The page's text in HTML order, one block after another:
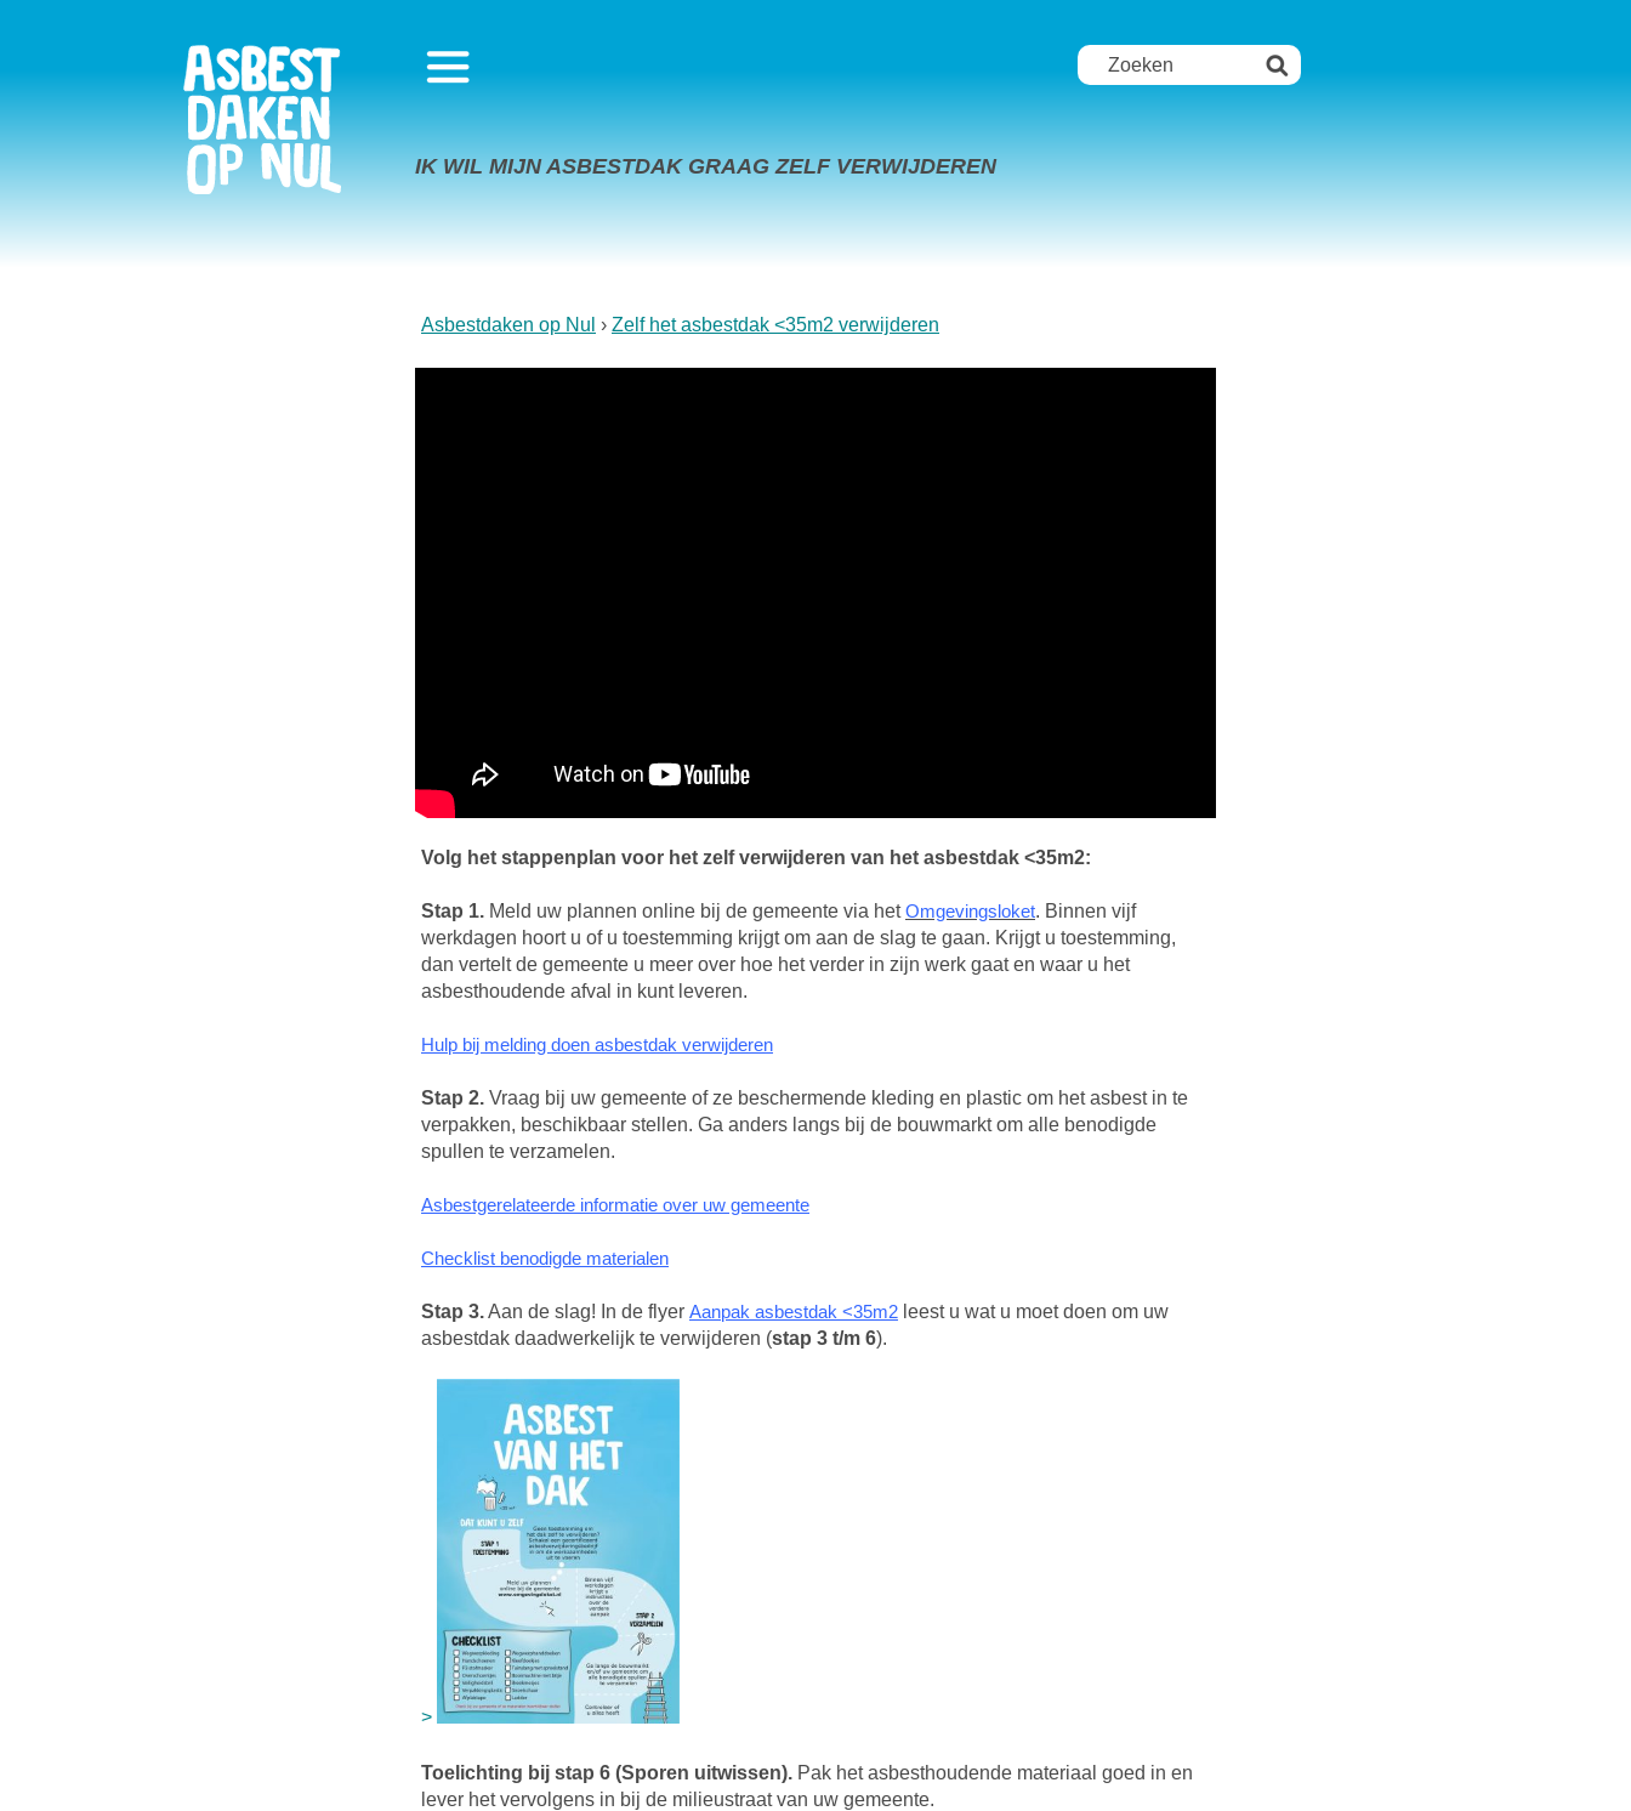
IK WIL MIJN ASBESTDAK GRAAG ZELF VERWIJDEREN
Asbestdaken op Nul Zelf het asbestdak <35m2 verwijderen
Volg het stappenplan voor het zelf verwijderen van het asbestdak <35m2:
Stap 1. Meld uw plannen online bij de gemeente via hetOmgevingsloket. Binnen vijf
werkdagen hoort u of u toestemming krijgt om aan de slag te gaan. Krijgt u toestemming,
dan vertelt de gemeente u meer over hoe het verder in zijn werk gaat en waar u het
asbesthoudende afval in kunt leveren.
Hulp bij melding doen asbestdak verwijderen
Stap 2. Vraag bij uw gemeente of ze beschermende kleding en plastic om het asbest in te
verpakken, beschikbaar stellen. Ga anders langs bij de bouwmarkt om alle benodigde
spullen te verzamelen.
Asbestgerelateerde informatie over uw gemeente
Checklist benodigde materialen
Stap 3.Aan de slag! In de flyer Aanpak asbestdak <35m2 leest u wat u moet doen om uw
asbestdak daadwerkelijk te verwijderen (stap 3 t/m 6).
Toelichting bij stap 6 (Sporen uitwissen). Pak het asbesthoudende materiaal goed in en
lever het vervolgens in bij de milieustraat van uw gemeente.